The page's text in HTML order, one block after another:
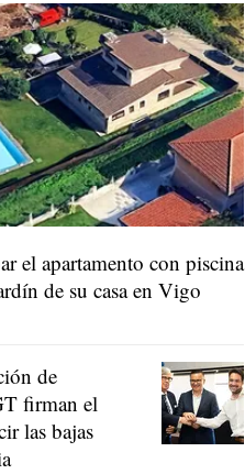
el apartamento con piscina
de su casa en Vigo
de
firman el
las bajas